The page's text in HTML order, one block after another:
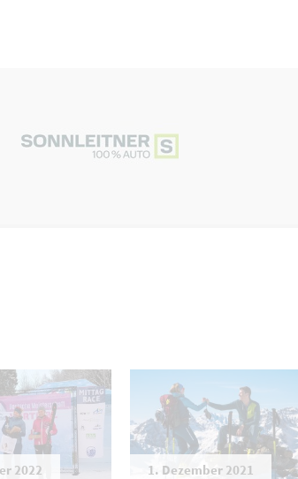
2022 1. Dezember 2021